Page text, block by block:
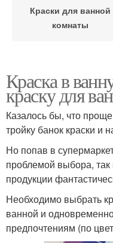
Краски для ванной
комнаты
Ванная комната
Комната без туалета
Краска в
краску для
Казалось бы, что
тройку банок краски и
Но попав в
проблемой выбора, так
продукции
Необходимо выбрать
ванной и
предпочтениям (по